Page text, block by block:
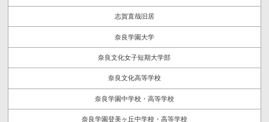
志賀直哉旧居
奈良学園大学
奈良文化女子短期大学部
奈良文化高等学校
奈良学園中学校・高等学校
奈良学園登美ヶ丘中学校・高等学校